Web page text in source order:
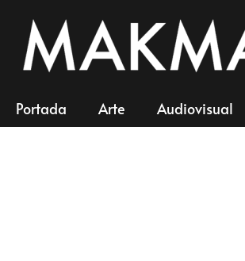
Portada Arte Audiovisual